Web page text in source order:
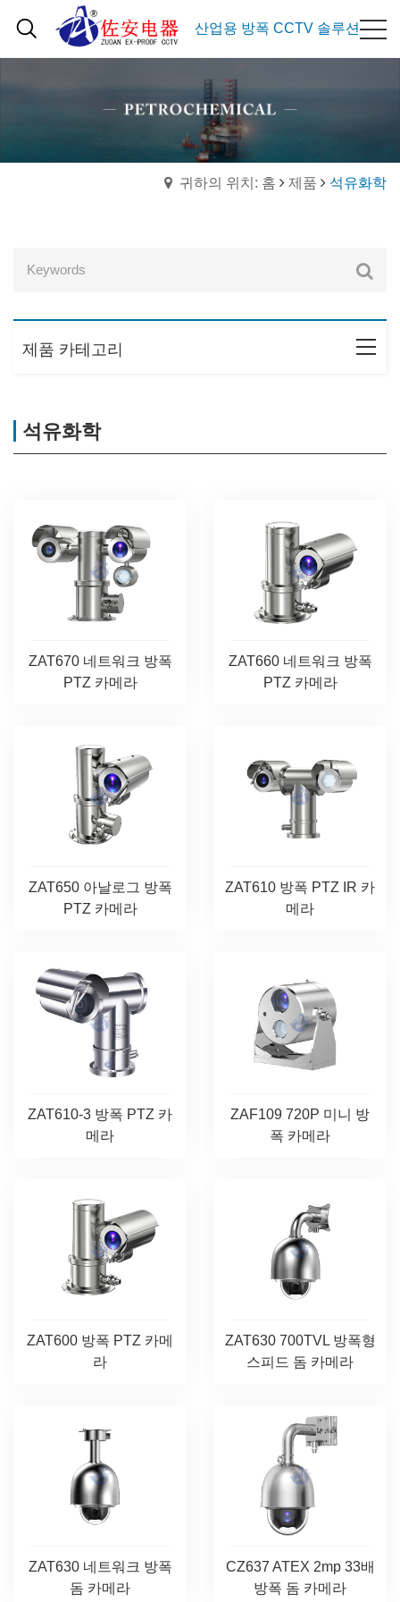
산업용 방폭 CCTV 솔루션
귀하의 위치: 홈 제품 석유화학
제품 카테고리
석유화학
ZAT670 네트워크 방폭
PTZ 카메라
ZAT660 네트워크 방폭
PTZ 카메라
ZAT650 아날로그 방폭
PTZ 카메라
ZAT610 방폭 PTZ IR 카
메라
ZAT610-3 방폭 PTZ 카
메라
ZAF109 720P 미니 방
폭 카메라
ZAT600 방폭 PTZ 카메
라
ZAT630 700TVL 방폭형
스피드 돔 카메라
ZAT630 네트워크 방폭
돔 카메라
CZ637 ATEX 2mp 33배
방폭 돔 카메라